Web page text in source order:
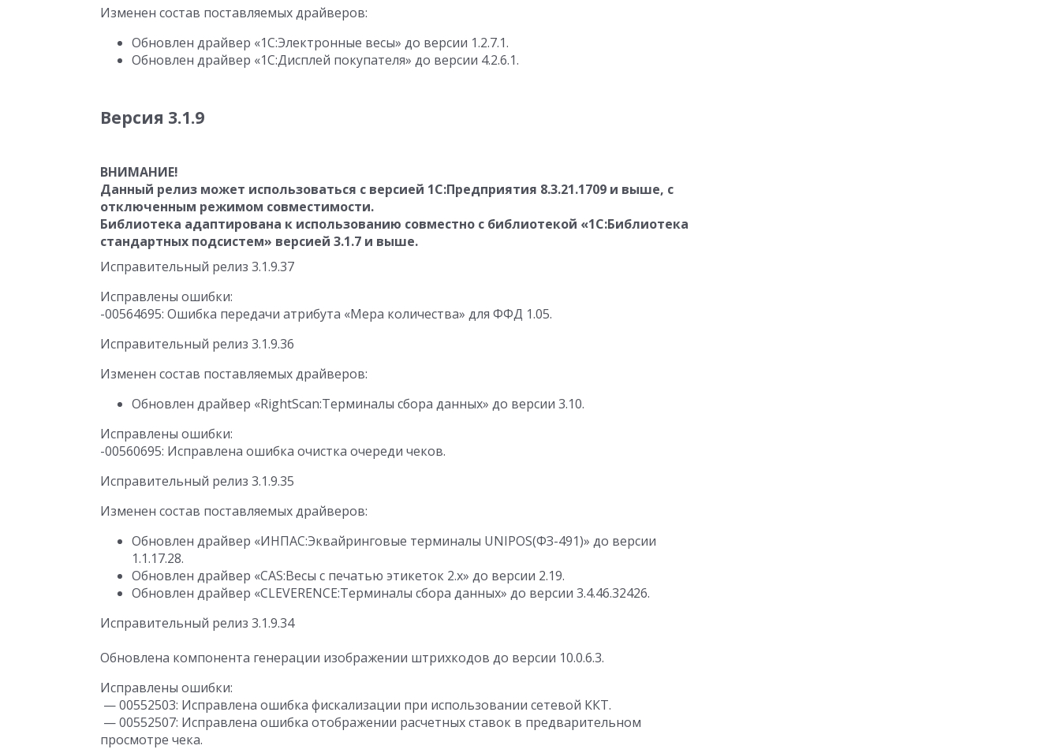
Изменен состав поставляемых драйверов:
Обновлен драйвер «1C:Электронные весы» до версии 1.2.7.1.
Обновлен драйвер «1C:Дисплей покупателя» до версии 4.2.6.1.
Версия 3.1.9
ВНИМАНИЕ!
Данный релиз может использоваться с версией 1С:Предприятия 8.3.21.1709 и выше, с
отключенным режимом совместимости.
Библиотека адаптирована к использованию совместно с библиотекой «1С:Библиотека
стандартных подсистем» версией 3.1.7 и выше.
Исправительный релиз 3.1.9.37
Исправлены ошибки:
-00564695: Ошибка передачи атрибута «Мера количества» для ФФД 1.05.
Исправительный релиз 3.1.9.36
Изменен состав поставляемых драйверов:
Обновлен драйвер «RightScan:Терминалы сбора данных» до версии 3.10.
Исправлены ошибки:
-00560695: Исправлена ошибка очистка очереди чеков.
Исправительный релиз 3.1.9.35
Изменен состав поставляемых драйверов:
Обновлен драйвер «ИНПАС:Эквайринговые терминалы UNIPOS(ФЗ-491)» до версии
1.1.17.28.
Обновлен драйвер «CAS:Весы с печатью этикеток 2.х» до версии 2.19.
Обновлен драйвер «CLEVERENCE:Терминалы сбора данных» до версии 3.4.46.32426.
Исправительный релиз 3.1.9.34
Обновлена компонента генерации изображении штрихкодов до версии 10.0.6.3.
Исправлены ошибки:
— 00552503: Исправлена ошибка фискализации при использовании сетевой ККТ.
— 00552507: Исправлена ошибка отображении расчетных ставок в предварительном
просмотре чека.